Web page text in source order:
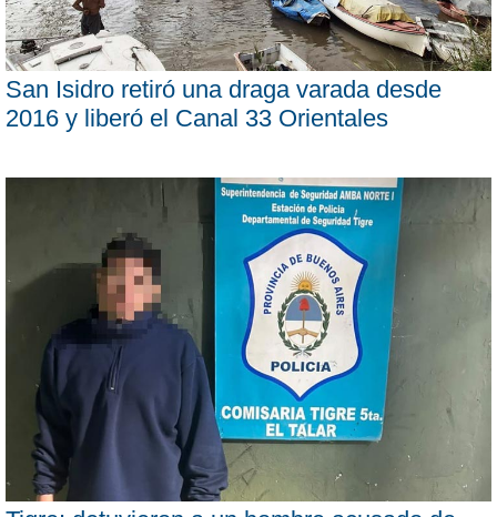
San Isidro retiró una draga varada desde
2016 y liberó el Canal 33 Orientales